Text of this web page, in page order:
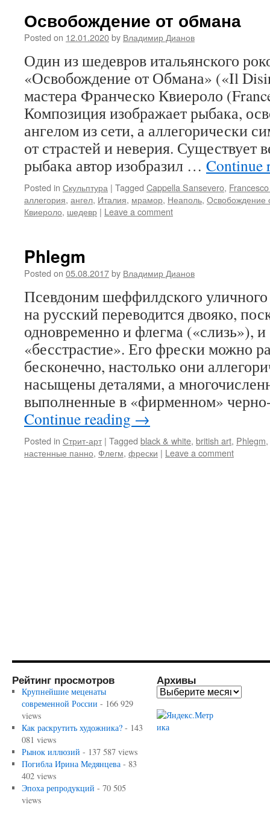
Освобождение от обмана
Posted on 12.01.2020by Владимир Дианов
Один из шедевров итальянского
«Освобождение от Обмана» («Il
мастера Франческо Квиероло
Композиция изображает рыбака,
ангелом из сети, а аллегорически
от страстей и неверия. Существует
рыбака автор изобразил … Continue
Posted in Скульптура | Tagged Cappella Sansevero,
аллегория, ангел, Италия, мрамор, Неаполь, Освобождение
Квиероло, шедевр | Leave a comment
Phlegm
Posted on 05.08.2017by Владимир Дианов
Псевдоним шеффилдского уличного
на русский переводится двояко,
одновременно и флегма («слизь»),
«бесстрастие». Его фрески можно
бесконечно, настолько они
насыщены деталями, а
выполненные в «фирменном»
Continue reading →
Posted in Стрит-арт | Tagged black & white, british art, Phlegm,
настенные панно, Флегм, фрески | Leave a comment
Рейтинг просмотров
Крупнейшие меценаты
современной России - 166 929
views
Как раскрутить художника?- 143
081 views
Рынок иллюзий - 137 587 views
Погибла Ирина Медянцева- 83
402 views
Эпоха репродукций - 70 505
views
Архивы